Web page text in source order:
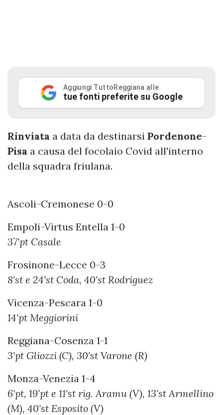
Aggiungi TuttoReggiana alle
tue fonti preferite su Google
Rinviata a data da destinarsi Pordenone-
Pisa a causa del focolaio Covid all'interno
della squadra friulana.
Ascoli-Cremonese 0-0
Empoli-Virtus Entella 1-0
37'pt Casale
Frosinone-Lecce 0-3
8'st e 24'st Coda, 40'st Rodriguez
Vicenza-Pescara 1-0
14'pt Meggiorini
Reggiana-Cosenza 1-1
3'pt Gliozzi (C), 30'st Varone (R)
Monza-Venezia 1-4
6'pt, 19'pt e 11'st rig. Aramu (V), 13'st Armellino
(M), 40'st Esposito (V)